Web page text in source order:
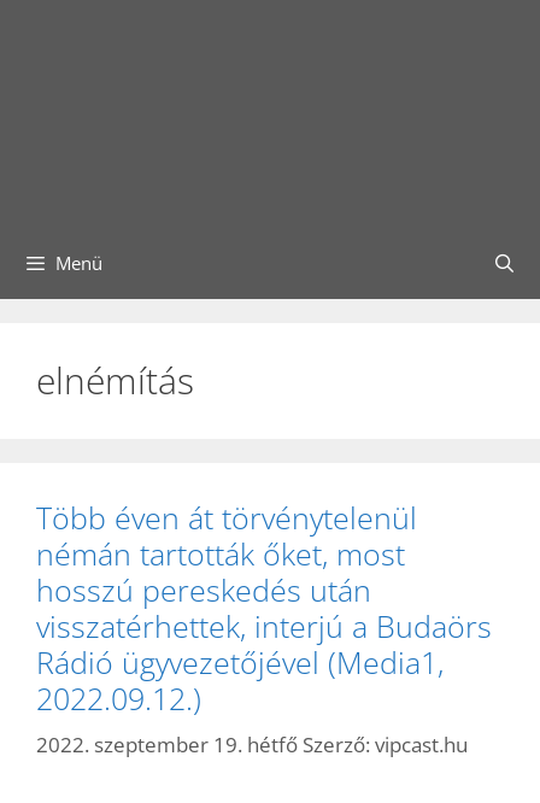
Menü
elnémítás
Több éven át törvénytelenül
némán tartották őket, most
hosszú pereskedés után
visszatérhettek, interjú a Budaörs
Rádió ügyvezetőjével (Media1,
2022.09.12.)
2022. szeptember 19. hétfő Szerző: vipcast.hu